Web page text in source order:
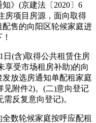
》(京建法〔2020〕6
房项目房源，面向取得
售的向阳区轮候家庭进
(含)取得公共租赁住房
享受市场租房补助)的向
放选房通知单配租家庭
见附件2)。(二)意向登记
反复意向登记)。
数轮候家庭按呼应配租